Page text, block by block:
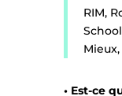
RIM,
Mieux,
• Est-ce